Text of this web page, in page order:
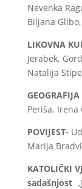
Nevenka
Biljana Glibo,
LIKOVNA
Jerabek,
Natalija
GEOGRAFIJA
Periša, Irena
POVIJEST-
Marija
KATOLIČKI
sadašnjost